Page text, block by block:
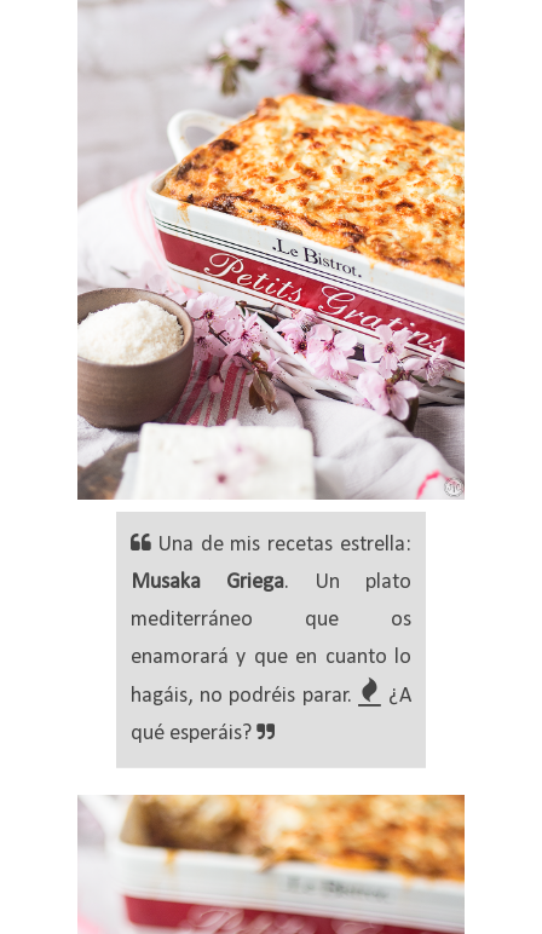
Una de mis recetas estrella:
Musaka Griega. Un plato
mediterráneo que os
enamorará y que en cuanto lo
hagáis, no podréis parar.  ¿A
qué esperáis?